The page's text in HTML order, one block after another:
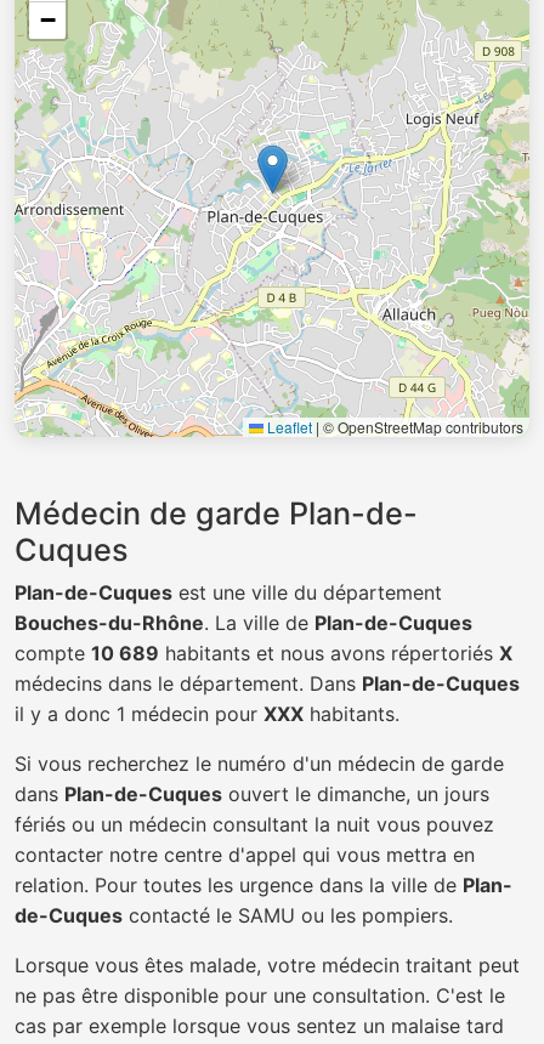
−
Leaflet | © OpenStreetMap contributors
Médecin de garde Plan-de-
Cuques
Plan-de-Cuques est une ville du département
Bouches-du-Rhône. La ville de Plan-de-Cuques
compte 10 689 habitants et nous avons répertoriés X
médecins dans le département. Dans Plan-de-Cuques
il y a donc 1 médecin pour XXX habitants.
Si vous recherchez le numéro d'un médecin de garde
dans Plan-de-Cuques ouvert le dimanche, un jours
fériés ou un médecin consultant la nuit vous pouvez
contacter notre centre d'appel qui vous mettra en
relation. Pour toutes les urgence dans la ville de Plan-
de-Cuques contacté le SAMU ou les pompiers.
Lorsque vous êtes malade, votre médecin traitant peut
ne pas être disponible pour une consultation. C'est le
cas par exemple lorsque vous sentez un malaise tard